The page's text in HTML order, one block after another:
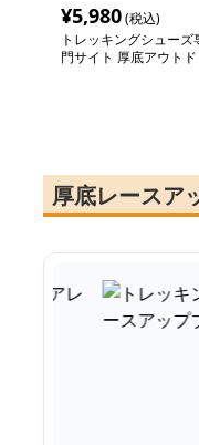
¥5,980(税込)
トレッキングシューズ
門サイト 厚底アウトド
厚底レースア